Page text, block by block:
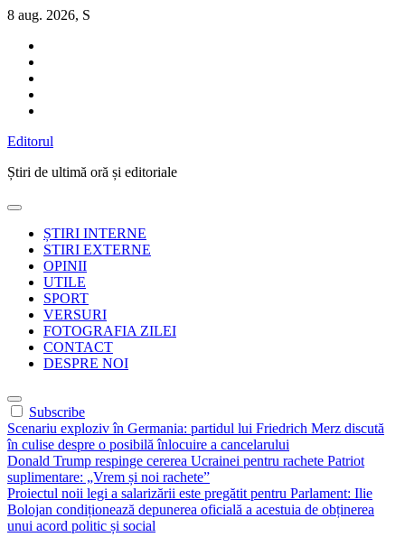
Sari
conținut
8 aug. 2026, S
Editorul
Știri de ultimă oră și editoriale
ȘTIRI INTERNE
STIRI EXTERNE
OPINII
UTILE
SPORT
VERSURI
FOTOGRAFIA ZILEI
CONTACT
DESPRE NOI
Subscribe
Scenariu exploziv în Germania: partidul lui Friedrich Merz discută
în culise despre o posibilă înlocuire a cancelarului
Donald Trump respinge cererea Ucrainei pentru rachete Patriot
suplimentare: „Vrem și noi rachete”
Proiectul noii legi a salarizării este pregătit pentru Parlament: Ilie
Bolojan condiționează depunerea oficială a acestuia de obținerea
unui acord politic și social